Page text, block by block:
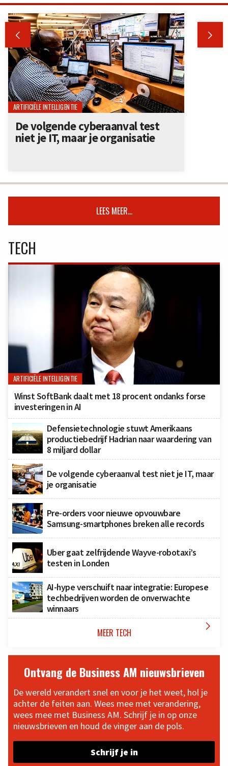
 
ARTIFICIËLE INTELLIGENTIE
De volgende cyberaanval test
niet je IT, maar je organisatie
LEES MEER...
TECH
ARTIFICIËLE INTELLIGENTIE
Winst SoftBank daalt met 18 procent ondanks forse
investeringen in AI
Defensietechnologie stuwt Amerikaans
productiebedrijf Hadrian naar waardering van
8 miljard dollar
De volgende cyberaanval test niet je IT, maar
je organisatie
Pre-orders voor nieuwe opvouwbare
Samsung-smartphones breken alle records
Uber gaat zelfrijdende Wayve-robotaxi’s
testen in Londen
AI-hype verschuift naar integratie: Europese
techbedrijven worden de onverwachte
winnaars
MEER TECH 
Ontvang de Business AM nieuwsbrieven
De wereld verandert snel en voor je het weet, hol je
achter de feiten aan. Wees mee met verandering,
wees mee met Business AM. Schrijf je in op onze
nieuwsbrieven en houd de vinger aan de pols.
Schrijf je in